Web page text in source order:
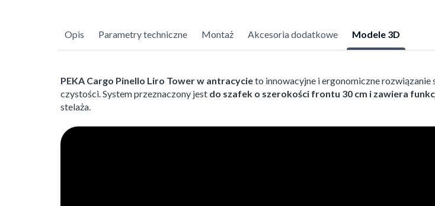
Opis Parametry techniczne Montaż Akcesoria dodatkowe Modele 3D
PEKA Cargo Pinello Liro Tower w antracycieto innowacyjne i ergonomiczne
czystości. System przeznaczony jest do szafek o szerokości frontu 30 cm i zawiera
stelaża.